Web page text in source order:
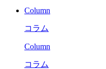
Column
コラム
Column
コラム